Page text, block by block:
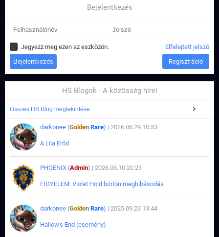
Bejelentkezés
Jegyezz meg ezen az eszközön. Elfelejtett jelszó
Regisztráció
HS Blogok - A közösség hírei
Összes HS Blog megtekintése
darkonee (Golden Rare) | 2026.06.29 10:53
A Lila Erőd
PHOENIX (Admin) | 2026.06.10 20:23
FIGYELEM: Violet Hold börtön meghibásodás
darkonee (Golden Rare) | 2025.09.23 13:44
Hallow's End (esemény)